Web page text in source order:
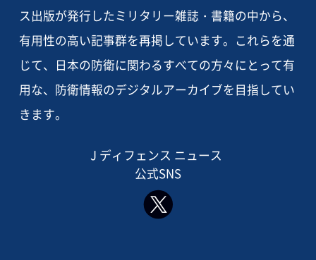
ス出版が発行したミリタリー雑誌・書籍の中から、
有用性の高い記事群を再掲しています。これらを通
じて、日本の防衛に関わるすべての方々にとって有
用な、防衛情報のデジタルアーカイブを目指してい
きます。
J ディフェンス ニュース
公式SNS